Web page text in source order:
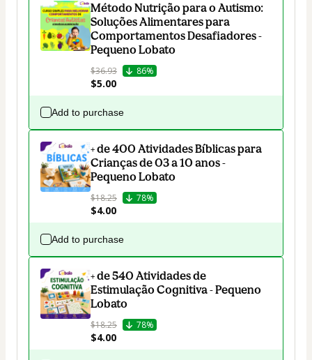
Método Nutrição para o Autismo:
Soluções Alimentares para
Comportamentos Desafiadores -
Pequeno Lobato
$36.93 86%
$5.00
Add to purchase
+ de 400 Atividades Bíblicas para
Crianças de 03 a 10 anos -
Pequeno Lobato
$18.25 78%
$4.00
Add to purchase
+ de 540 Atividades de
Estimulação Cognitiva - Pequeno
Lobato
$18.25 78%
$4.00